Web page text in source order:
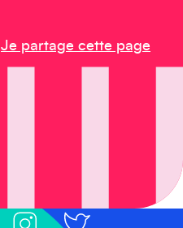
Je partage cette page